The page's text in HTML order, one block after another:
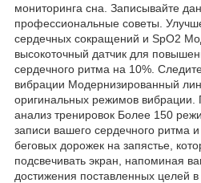
мониторинга сна. Записывайте
профессиональные советы.
сердечных сокращений и SpO2
высокоточный датчик для
сердечного ритма на 10%.
вибрации Модернизированный
оригинальных режимов
анализ тренировок Более 150
записи вашего сердечного ритма
беговых дорожек на запястье,
подсвечивать экран, напоминая
достижения поставленных целей